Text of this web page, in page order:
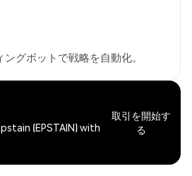
グボットで戦略を自動化。
(EPSTAIN) with
取引を開始す
る